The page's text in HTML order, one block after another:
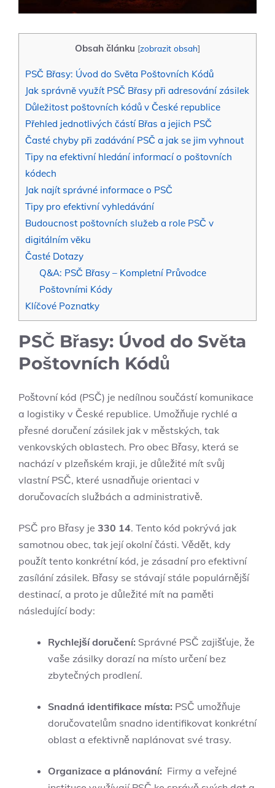
Obsah článku [zobrazit obsah]
PSČ Břasy:⁣ Úvod do⁢ Světa⁢ Poštovních ‍Kódů
Jak⁣ správně využít PSČ⁢ Břasy při ‍adresování zásilek
Důležitost poštovních kódů v ⁢České⁢ republice
Přehled jednotlivých částí ⁤Břas a jejich PSČ
Časté chyby ‍při zadávání PSČ a jak​ se ⁢jim⁢ vyhnout
Tipy na efektivní ‍hledání informací o poštovních⁣
kódech
Jak ‌najít správné informace o ‍PSČ
Tipy‌ pro efektivní vyhledávání
Budoucnost​ poštovních služeb a role ⁤PSČ v
digitálním‌ věku
Časté​ Dotazy
Q&A: ​PSČ‍ Břasy – Kompletní Průvodce
Poštovními Kódy
Klíčové Poznatky
PSČ Břasy:⁣ Úvod do⁢ Světa⁢
Poštovních ‍Kódů
Poštovní​ kód​ (PSČ) je nedílnou součástí komunikace
a logistiky v‍ České republice. Umožňuje rychlé‌ a
přesné doručení‌ zásilek jak v ‌městských,⁣ tak
venkovských oblastech. Pro obec Břasy, která se
nachází ⁢v plzeňském kraji, je ⁣důležité mít svůj
⁢vlastní‌ PSČ,⁣ které ⁢usnadňuje orientaci v
doručovacích službách a administrativě.
PSČ pro Břasy je​ 330 14.‍ Tento kód pokrývá jak
samotnou⁣ obec, tak její okolní části. Vědět, ‌kdy
⁤použít ‌tento ⁣konkrétní kód, je zásadní pro⁣ efektivní⁣
zasílání zásilek. Břasy se stávají stále populárnější‍
destinací, ‌a ⁢proto je⁣ důležité‌ mít na paměti
následující body:
Rychlejší ‌doručení: Správné PSČ ⁤zajišťuje, ⁢že
vaše zásilky dorazí na místo určení bez‌
zbytečných prodlení.
Snadná identifikace místa: PSČ umožňuje
doručovatelům snadno ⁣identifikovat konkrétní
oblast a ⁤efektivně naplánovat své‍ trasy.
Organizace a⁣ plánování: ⁤ Firmy a ‌veřejné